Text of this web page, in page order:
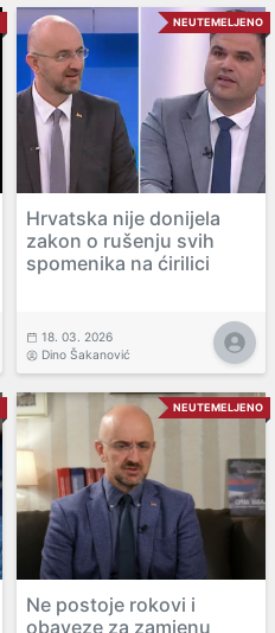
NEUTEMELJENO
Hrvatska nije donijela
zakon o rušenju svih
spomenika na ćirilici
18. 03. 2026
Dino Šakanović
NEUTEMELJENO
Ne postoje rokovi i
obaveze za zamjenu